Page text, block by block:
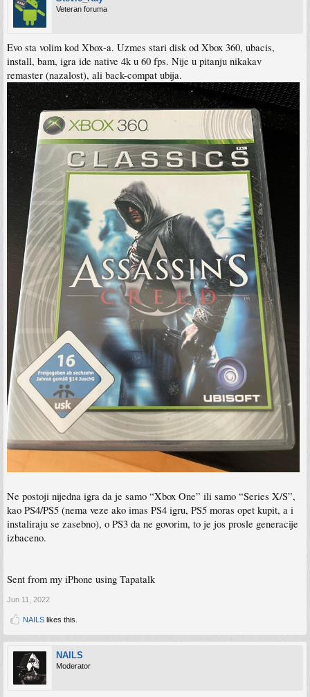
Veteran foruma
Evo sta volim kod Xbox-a. Uzmes stari disk od Xbox 360, ubacis,
install, bam, igra ide native 4k u 60 fps. Nije u pitanju nikakav
remaster (nazalost), ali back-compat ubija.
Ne postoji nijedna igra da je samo “Xbox One” ili samo “Series X/S”,
kao PS4/PS5 (nema veze ako imas PS4 igru, PS5 moras opet kupit, a i
instaliraju se zasebno), o PS3 da ne govorim, to je jos prosle generacije
izbaceno.
Sent from my iPhone using Tapatalk
Jun 11, 2022
NAILS likes this.
NAILS
Moderator